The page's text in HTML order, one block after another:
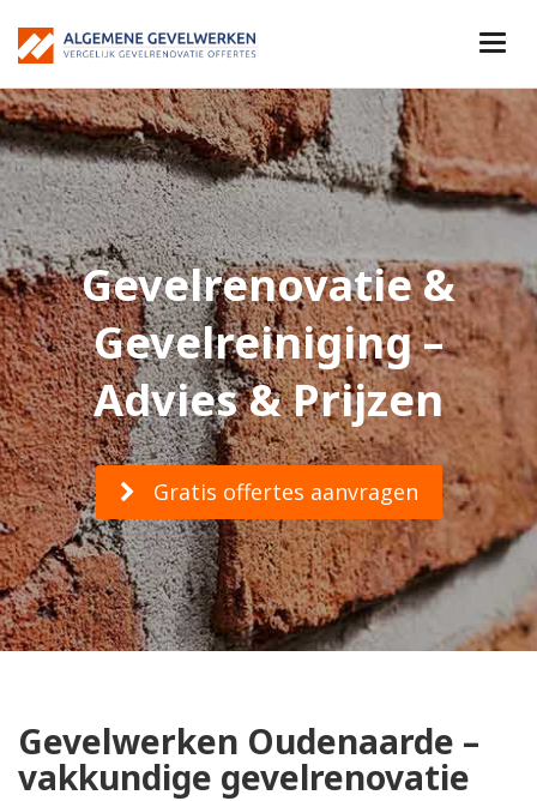
Gevelrenovatie &
Gevelreiniging –
Advies & Prijzen
Gratis offertes aanvragen
Gevelwerken Oudenaarde –
vakkundige gevelrenovatie